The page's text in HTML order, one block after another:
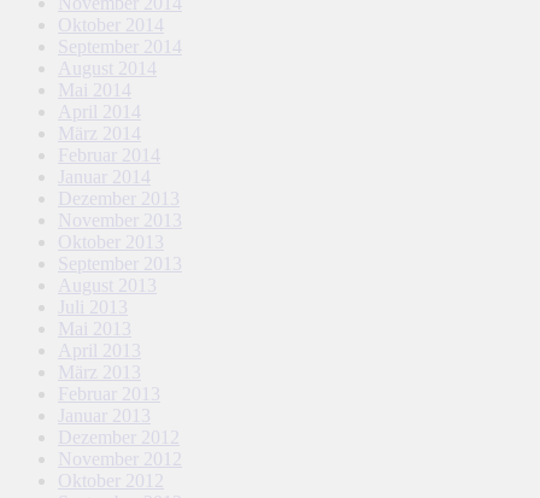
Oktober 2014
September 2014
August 2014
Mai 2014
April 2014
März 2014
Februar 2014
Januar 2014
Dezember 2013
November 2013
Oktober 2013
September 2013
August 2013
Juli 2013
Mai 2013
April 2013
März 2013
Februar 2013
Januar 2013
Dezember 2012
November 2012
Oktober 2012